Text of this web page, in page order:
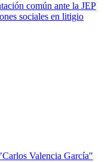
común ante la JEP
sociales en litigio
Valencia García"